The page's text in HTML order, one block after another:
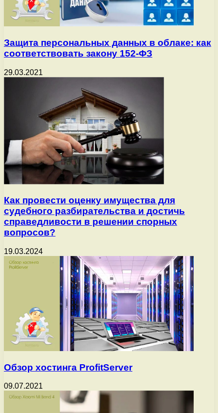
Защита персональных данных в облаке: как
соответствовать закону 152-ФЗ
29.03.2021
Как провести оценку имущества для
судебного разбирательства и достичь
справедливости в решении спорных
вопросов?
19.03.2024
Обзор хостинга ProfitServer
09.07.2021